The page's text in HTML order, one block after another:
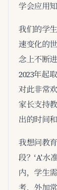
学会应用知
我们的学
速变化的
念上不断
2023年起
对此非常
家长支持
出的时间和
我想问教
段？‘A’
内，学生
考，外加